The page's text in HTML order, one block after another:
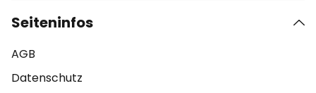
Seiteninfos
AGB
Datenschutz